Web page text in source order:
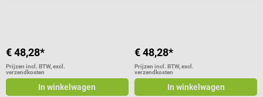
€ 48,28*
Prijzen incl. BTW, excl.
verzendkosten
In winkelwagen
€ 48,28*
Prijzen incl. BTW, excl.
verzendkosten
In winkelwagen